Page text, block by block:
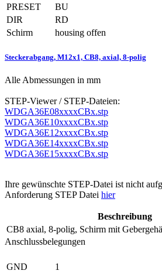
PRESET
BU
DIR
RD
Schirm
housing offen
Steckerabgang, M12x1, CB8, axial, 8-polig
Alle Abmessungen in mm
STEP-Viewer / STEP-Dateien:
WDGA36E08xxxxCBx.stp
WDGA36E10xxxxCBx.stp
WDGA36E12xxxxCBx.stp
WDGA36E14xxxxCBx.stp
WDGA36E15xxxxCBx.stp
Ihre gewünschte STEP-Datei ist nicht
Anforderung STEP Datei hier
Beschreibung
CB8 axial, 8-polig, Schirm mit
Anschlussbelegungen
GND
1